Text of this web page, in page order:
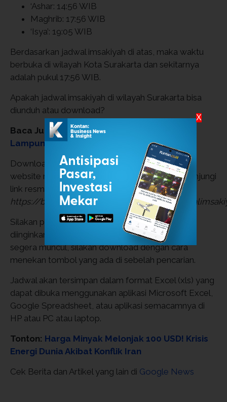
‘Ashar: 14:56 WIB
Maghrib: 17:56 WIB
‘Isya’: 19:05 WIB
Berdasarkan jadwal imsakiyah di atas, maka waktu
berbuka di wilayah Kota Surakarta dan sekitarnya
adalah pukul 17:56 WIB.
Apakah jadwal imsakiyah di wilayah Surakarta bisa
diunduh atau download?
Baca Juga: Jadwal Buka Puasa Bandar
Lampung Hari Ini, Senin 9 Maret 2026
Download jadwal imsakiyah Surakarta melalui
website resmi Bimas Islam Kemenag. Silakan kunjungi
link resmi
https://bimasislam.kemenag.go.id/web/
Silakan pilih Provinsi dan Kabupaten/Kota yang
diinginkan, kemudian klik pencarian. Jadwal akan
segera muncul, silakan download dengan cara
menekan tombol yang ada di sebelah pencarian.
Jadwal akan tersimpan dalam format Excel (xls) yang
dapat dibuka menggunakan aplikasi Microsoft Excel,
Google Spreadsheet, atau aplikasi semacamnya di
HP atau PC atau laptop.
Tonton: Harga Minyak Melonjak 100 USD! Krisis
Energi Dunia Akibat Konflik Iran
Cek Berita dan Artikel yang lain di Google News
X